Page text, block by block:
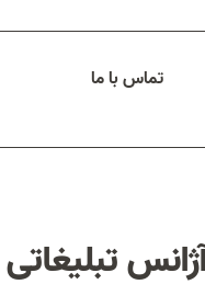
تبلیغاتی
تماس با ما